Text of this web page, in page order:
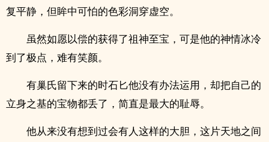
复平静，但眸中可怕的色彩洞穿虚空。
虽然如愿以偿的获得了祖神至宝，可是他的神情冰冷
到了极点，难有笑颜。
有巢氏留下来的时石匕他没有办法运用，却把自己的
立身之基的宝物都丢了，简直是最大的耻辱。
他从来没有想到过会有人这样的大胆，这片天地之间